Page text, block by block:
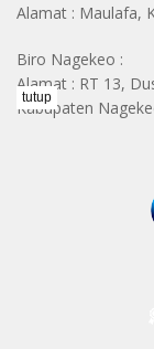
Alamat : Maulafa,
Biro Nagekeo :
Alamat : RT 13,
Kabupaten
tutup